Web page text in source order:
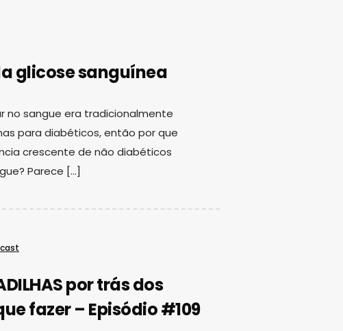
glicose sanguínea
no sangue era tradicionalmente
para diabéticos, então por que
crescente de não diabéticos
Parece […]
por trás dos
fazer – Episódio #109